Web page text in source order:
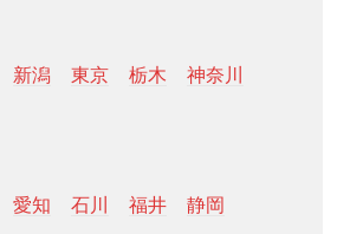
新潟 東京 栃木
神奈川
愛知 石川 福井 静岡